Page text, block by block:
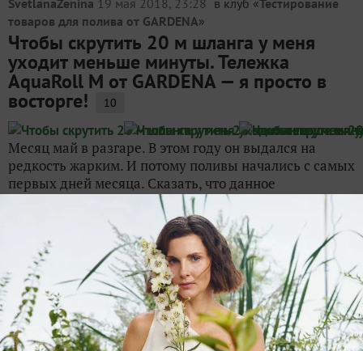
SvetlanaZenina 19 мая 2018, 23:28 в клуб «Тестирование
товаров для полива от GARDENA»
Чтобы скрутить 20 м шланга у меня
уходит меньше минуты. Тележка
AquaRoll M от GARDENA — я просто в
восторге! 10
Месяц май в разгаре. В этом году он выдался на
редкость жарким. И потому поливы начались с самых
первых дней месяца. Сказать, что данное
приспособление для полива мне понравилось, это
ничего не сказать — я просто в восторге! Тележка
SvetlanaZenina 5 июля 2019, 19:02 на конкурс «Дачный
реквизит. Задание 7 в конкурсе "Звезда дачного сезона"»
Быстрый и удобный полив с тележкой
для шланга